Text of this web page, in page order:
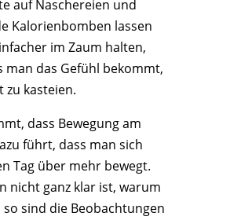
auf Naschereien und
Kalorienbomben lassen
im Zaum halten,
man das Gefühl bekommt,
zu kasteien.
dass Bewegung am
führt, dass man sich
Tag über mehr bewegt.
nicht ganz klar ist, warum
so sind die Beobachtungen